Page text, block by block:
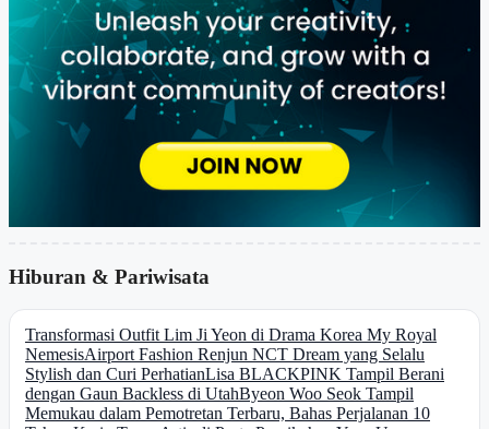
Hiburan & Pariwisata
Transformasi Outfit Lim Ji Yeon di Drama Korea My Royal
NemesisAirport Fashion Renjun NCT Dream yang Selalu
Stylish dan Curi PerhatianLisa BLACKPINK Tampil Berani
dengan Gaun Backless di UtahByeon Woo Seok Tampil
Memukau dalam Pemotretan Terbaru, Bahas Perjalanan 10